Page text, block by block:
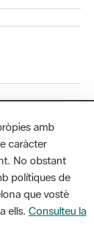
amb
caràcter
No obstant
polítiques de
que vostè
ells. Consulteu la